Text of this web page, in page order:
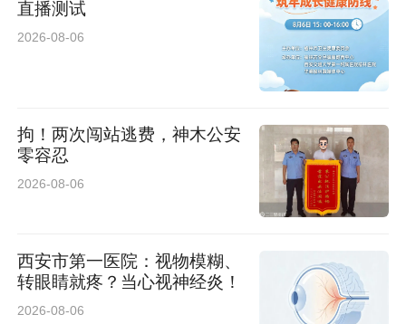
直播测试
2026-08-06
拘！两次闯站逃费，神木公安
零容忍
2026-08-06
西安市第一医院：视物模糊、
转眼睛就疼？当心视神经炎！
2026-08-06